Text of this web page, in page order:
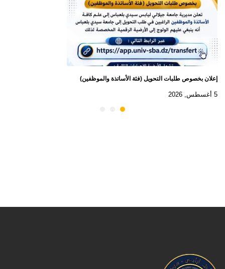
إعلان بخصوص طلبات التحويل (فئة الأساتذة والموظفين)
5 أغسطس, 2026